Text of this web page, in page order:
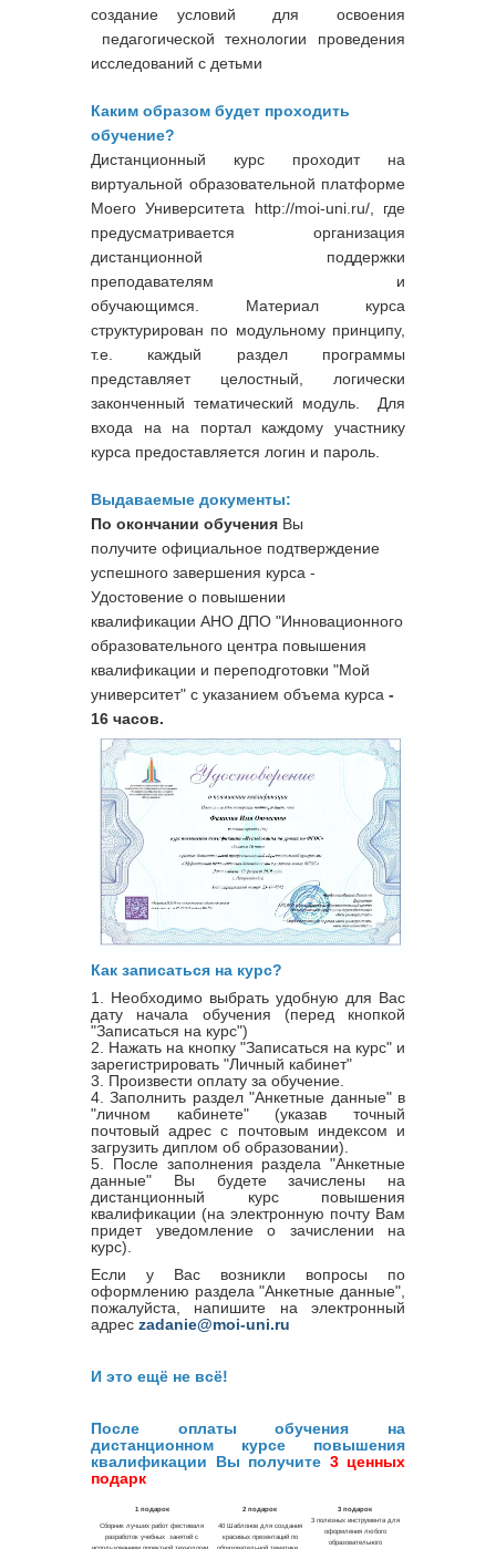
создание условий для освоения
педагогической технологии проведения
исследований с детьми
Каким образом будет проходить
обучение?
Дистанционный курс проходит на
виртуальной образовательной платформе
Моего Университета http://moi-uni.ru/, где
предусматривается организация
дистанционной поддержки
преподавателям и
обучающимся. Материал курса
структурирован по модульному принципу,
т.е. каждый раздел программы
представляет целостный, логически
законченный тематический модуль. Для
входа на на портал каждому участнику
курса предоставляется логин и пароль.
Выдаваемые документы:
По окончании обучения Вы
получите официальное подтверждение
успешного завершения курса -
Удостовение о повышении
квалификации АНО ДПО "Инновационного
образовательного центра повышения
квалификации и переподготовки "Мой
университет" с указанием объема курса -
16 часов.
Как записаться на курс?
1. Необходимо выбрать удобную для Вас
дату начала обучения (перед кнопкой
"Записаться на курс")
2. Нажать на кнопку "Записаться на курс" и
зарегистрировать "Личный кабинет"
3. Произвести оплату за обучение.
4. Заполнить раздел "Анкетные данные" в
"личном кабинете" (указав точный
почтовый адрес с почтовым индексом и
загрузить диплом об образовании).
5. После заполнения раздела "Анкетные
данные" Вы будете зачислены на
дистанционный курс повышения
квалификации (на электронную почту Вам
придет уведомление о зачислении на
курс).
Если у Вас возникли вопросы по
оформлению раздела "Анкетные данные",
пожалуйста, напишите на электронный
адрес zadanie@moi-uni.ru
И это ещё не всё!
После оплаты обучения на
дистанционном курсе повышения
квалификации Вы получите 3 ценных
подарк